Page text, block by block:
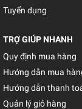
Tuyển dụng
TRỢ GIÚP NHANH
Quy định mua hàng
Hướng dẫn mua
Hướng dẫn thanh
Quản lý giỏ hàng